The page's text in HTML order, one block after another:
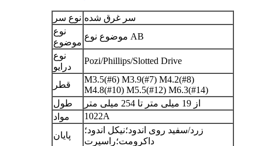
نوع سر سر غرق شده
نوع
موضوع
موضوع نوع AB
نوع
درایو
Pozi/Phillips/Slotted Drive
قطر
M3.5(#6) M3.9(#7) M4.2(#8)
M4.8(#10) M5.5(#12) M6.3(#14)
طول
از 19 میلی متر تا 254 میلی متر
مواد
1022A
پایان
زرد/سفید روی اندود؛نیکل اندود؛
داکرومت؛راسپرت